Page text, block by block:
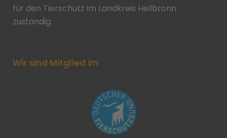
für den Tierschutz im Landkreis Heilbronn
zuständig.
Wir sind Mitglied im